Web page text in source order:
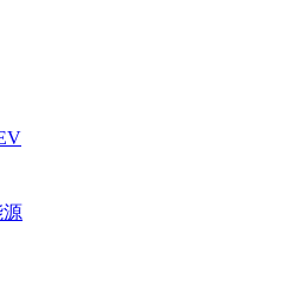
源